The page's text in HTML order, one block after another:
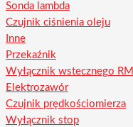
Sonda lambda
Czujnik ciśnienia oleju
Inne
Przekaźnik
Wyłącznik wstecznego RM
Elektrozawór
Czujnik prędkościomierza
Wyłącznik stop